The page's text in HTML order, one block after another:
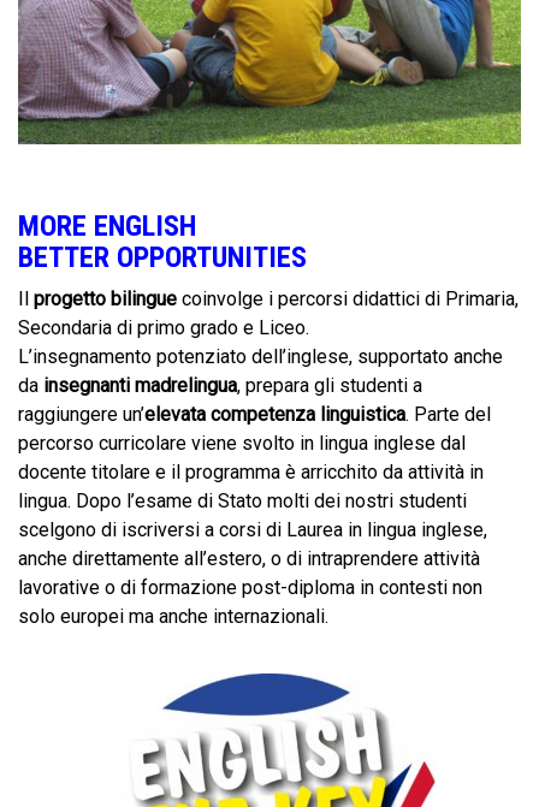
MORE ENGLISH
BETTER OPPORTUNITIES
Il progetto bilingue coinvolge i percorsi didattici di Primaria,
Secondaria di primo grado e Liceo.
L’insegnamento potenziato dell’inglese, supportato anche
da insegnanti madrelingua, prepara gli studenti a
raggiungere un’elevata competenza linguistica. Parte del
percorso curricolare viene svolto in lingua inglese dal
docente titolare e il programma è arricchito da attività in
lingua. Dopo l’esame di Stato molti dei nostri studenti
scelgono di iscriversi a corsi di Laurea in lingua inglese,
anche direttamente all’estero, o di intraprendere attività
lavorative o di formazione post-diploma in contesti non
solo europei ma anche internazionali.